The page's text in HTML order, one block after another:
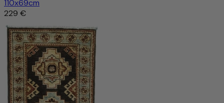
110x69cm
229 €